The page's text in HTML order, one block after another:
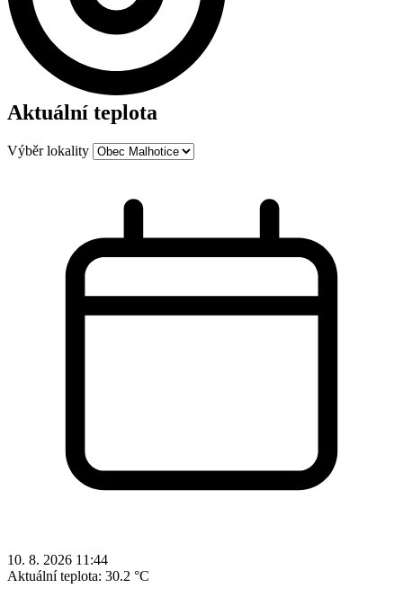
Aktuální teplota
Výběr lokality
10. 8. 2026 11:44
Aktuální teplota: 30.2 °C